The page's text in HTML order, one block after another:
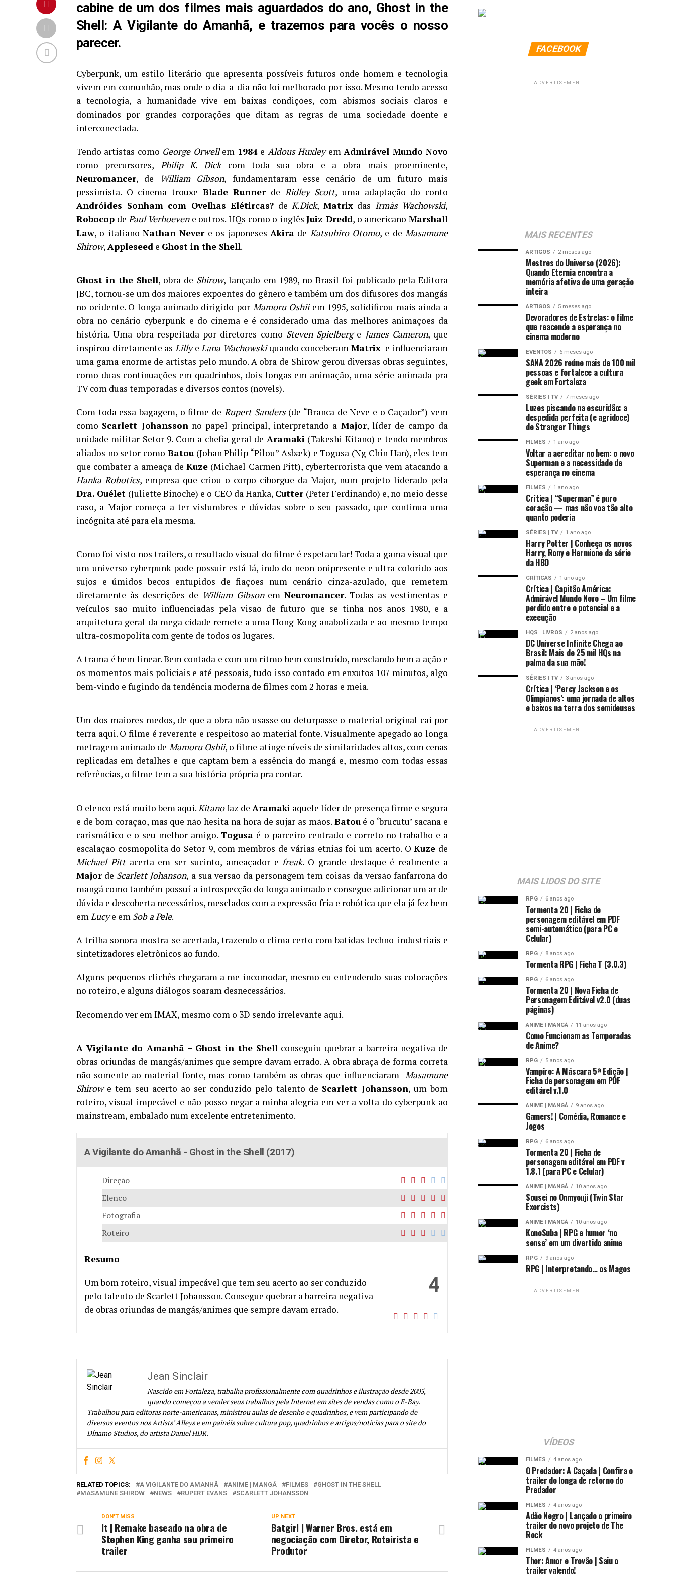
cabine de um dos filmes mais aguardados do ano, Ghost in the
Shell: A Vigilante do Amanhã, e trazemos para vocês o nosso
parecer.
Cyberpunk, um estilo literário que apresenta possíveis futuros onde homem e tecnologia
vivem em comunhão, mas onde o dia-a-dia não foi melhorado por isso. Mesmo tendo acesso
a tecnologia, a humanidade vive em baixas condições, com abismos sociais claros e
dominados por grandes corporações que ditam as regras de uma sociedade doente e
interconectada.
Tendo artistas como George Orwellem 1984e Aldous HuxleyemAdmirável Mundo Novo
como precursores, Philip K. Dickcom toda sua obra e a obra mais proeminente,
Neuromancer, de William Gibson, fundamentaram esse cenário de um futuro mais
pessimista. O cinema trouxe Blade Runnerde Ridley Scott, uma adaptação do conto
Andróides Sonham com Ovelhas Elétircas? de K.Dick, Matrixdas Irmãs Wachowski,
Robocop dePaul Verhoevene outros. HQs como o inglêsJuiz Dredd, o americanoMarshall
Law, o italianoNathan Nevere os japoneses Akirade Katsuhiro Otomo, e deMasamune
Shirow,Appleseed e Ghost in the Shell.
Ghost in the Shell, obra de Shirow, lançado em 1989, no Brasil foi publicado pela Editora
JBC, tornou-se um dos maiores expoentes do gênero e também um dos difusores dos mangás
no ocidente. O longa animado dirigido por Mamoru Oshiiem 1995, solidificou mais ainda a
obra no cenário cyberpunk e do cinema e é considerado uma das melhores animações da
história. Uma obra respeitada por diretores como Steven Spielberge James Cameron, que
inspirou diretamente as LillyeLana Wachowskiquando conceberamMatrix e influenciaram
uma gama enorme de artistas pelo mundo. A obra de Shirow gerou diversas obras seguintes,
como duas continuações em quadrinhos, dois longas em animação, uma série animada pra
TV com duas temporadas e diversos contos (novels).
Com toda essa bagagem, o filme de Rupert Sanders(de “Branca de Neve e o Caçador”) vem
como Scarlett Johanssonno papel principal, interpretando a Major, líder de campo da
unidade militar Setor 9. Com a chefia geral de Aramaki(Takeshi Kitano) e tendo membros
aliados no setor como Batou(Johan Philip “Pilou” Asbæk) e Togusa (Ng Chin Han), eles tem
que combater a ameaça deKuze (Michael Carmen Pitt), cyberterrorista que vem atacando a
Hanka Robotics, empresa que criou o corpo ciborgue da Major, num projeto liderado pela
Dra. Ouélet (Juliette Binoche) e o CEO da Hanka, Cutter(Peter Ferdinando) e, no meio desse
caso, a Major começa a ter vislumbres e dúvidas sobre o seu passado, que continua uma
incógnita até para ela mesma.
Como foi visto nos trailers, o resultado visual do filme é espetacular! Toda a gama visual que
um universo cyberpunk pode possuir está lá, indo do neon onipresente e ultra colorido aos
sujos e úmidos becos entupidos de fiações num cenário cinza-azulado, que remetem
diretamente às descrições de William GibsonemNeuromancer. Todas as vestimentas e
veículos são muito influenciadas pela visão de futuro que se tinha nos anos 1980, e a
arquitetura geral da mega cidade remete a uma Hong Kong anabolizada e ao mesmo tempo
ultra-cosmopolita com gente de todos os lugares.
A trama é bem linear. Bem contada e com um ritmo bem construído, mesclando bem a ação e
os momentos mais policiais e até pessoais, tudo isso contado em enxutos 107 minutos, algo
bem-vindo e fugindo da tendência moderna de filmes com 2 horas e meia.
Um dos maiores medos, de que a obra não usasse ou deturpasse o material original cai por
terra aqui. O filme é reverente e respeitoso ao material fonte. Visualmente apegado ao longa
metragem animado de Mamoru Oshii, o filme atinge níveis de similaridades altos, com cenas
replicadas em detalhes e que captam bem a essência do mangá e, mesmo com todas essas
referências, o filme tem a sua história própria pra contar.
O elenco está muito bem aqui.Kitanofaz de Aramaki aquele líder de presença firme e segura
e de bom coração, mas que não hesita na hora de sujar as mãos. Batoué o ‘brucutu’ sacana e
carismático e o seu melhor amigo. Togusa é o parceiro centrado e correto no trabalho e a
escalação cosmopolita do Setor 9, com membros de várias etnias foi um acerto. OKuze de
Michael Pittacerta em ser sucinto, ameaçador efreak. O grande destaque é realmente a
Majorde Scarlett Johanson, a sua versão da personagem tem coisas da versão fanfarrona do
mangá como também possuí a introspecção do longa animado e consegue adicionar um ar de
dúvida e descoberta necessários, mesclados com a expressão fria e robótica que ela já fez bem
emLucye em Sob a Pele.
A trilha sonora mostra-se acertada, trazendo o clima certo com batidas techno-industriais e
sintetizadores eletrônicos ao fundo.
Alguns pequenos clichês chegaram a me incomodar, mesmo eu entendendo suas colocações
no roteiro, e alguns diálogos soaram desnecessários.
Recomendo ver em IMAX, mesmo com o 3D sendo irrelevante aqui.
A Vigilante do Amanhã – Ghost in the Shellconseguiu quebrar a barreira negativa de
obras oriundas de mangás/animes que sempre davam errado. A obra abraça de forma correta
não somente ao material fonte, mas como também as obras que influenciaram Masamune
Shirowe tem seu acerto ao ser conduzido pelo talento de Scarlett Johansson, um bom
roteiro, visual impecável e não posso negar a minha alegria em ver a volta do cyberpunk ao
mainstream, embalado num excelente entretenimento.
A Vigilante do Amanhã - Ghost in the Shell (2017)
Direção
Elenco
Fotografia
Roteiro
4
Resumo
Um bom roteiro, visual impecável que tem seu acerto ao ser conduzido
pelo talento de Scarlett Johansson. Consegue quebrar a barreira negativa
de obras oriundas de mangás/animes que sempre davam errado.
Jean Sinclair
Nascido em Fortaleza, trabalha profissionalmente com quadrinhos e ilustração desde 2005,
quando começou a vender seus trabalhos pela Internet em sites de vendas como o E-Bay.
Trabalhou para editoras norte-americanas, ministrou aulas de desenho e quadrinhos, e vem participando de
diversos eventos nos Artists’ Alleys e em painéis sobre cultura pop, quadrinhos e artigos/notícias para o site do
Dínamo Studios, do artista Daniel HDR.
RELATED TOPICS: A VIGILANTE DO AMANHÃ ANIME | MANGÁ FILMES
GHOST IN THE SHELL
MASAMUNE SHIROW
NEWS RUPERT EVANS SCARLETT JOHANSSON
UP NEXT
Batgirl | Warner Bros. está em
negociação com Diretor, Roteirista e
Produtor
DON'T MISS
It | Remake baseado na obra de
Stephen King ganha seu primeiro
trailer
FACEBOOK
ADVERTISEMENT
MAIS RECENTES
ARTIGOS 2 meses ago
Mestres do Universo (2026):
Quando Eternia encontra a
memória afetiva de uma geração
inteira
ARTIGOS 5 meses ago
Devoradores de Estrelas: o filme
que reacende a esperança no
cinema moderno
EVENTOS 6 meses ago
SANA 2026 reúne mais de 100 mil
pessoas e fortalece a cultura
geek em Fortaleza
SÉRIES | TV 7 meses ago
Luzes piscando na escuridão: a
despedida perfeita (e agridoce)
de Stranger Things
FILMES 1 ano ago
Voltar a acreditar no bem: o novo
Superman e a necessidade de
esperança no cinema
FILMES 1 ano ago
Crítica | “Superman” é puro
coração — mas não voa tão alto
quanto poderia
SÉRIES | TV 1 ano ago
Harry Potter | Conheça os novos
Harry, Rony e Hermione da série
da HBO
CRÍTICAS 1 ano ago
Crítica | Capitão América:
Admirável Mundo Novo – Um filme
perdido entre o potencial e a
execução
HQS | LIVROS 2 anos ago
DC Universe Infinite Chega ao
Brasil: Mais de 25 mil HQs na
palma da sua mão!
SÉRIES | TV 3 anos ago
Crítica | ‘Percy Jackson e os
Olimpianos’: uma jornada de altos
e baixos na terra dos semideuses
ADVERTISEMENT
MAIS LIDOS DO SITE
RPG 6 anos ago
Tormenta 20 | Ficha de
personagem editável em PDF
semi-automático (para PC e
Celular)
RPG 8 anos ago
Tormenta RPG | Ficha T (3.0.3)
RPG 6 anos ago
Tormenta 20 | Nova Ficha de
Personagem Editável v2.0 (duas
páginas)
ANIME | MANGÁ 11 anos ago
Como Funcionam as Temporadas
de Anime?
RPG 5 anos ago
Vampiro: A Máscara 5ª Edição |
Ficha de personagem em PDF
editável v.1.0
ANIME | MANGÁ 9 anos ago
Gamers! | Comédia, Romance e
Jogos
RPG 6 anos ago
Tormenta 20 | Ficha de
personagem editável em PDF v
1.8.1 (para PC e Celular)
ANIME | MANGÁ 10 anos ago
Sousei no Onmyouji (Twin Star
Exorcists)
ANIME | MANGÁ 10 anos ago
KonoSuba | RPG e humor ‘no
sense’ em um divertido anime
RPG 9 anos ago
RPG | Interpretando… os Magos
ADVERTISEMENT
VÍDEOS
FILMES 4 anos ago
O Predador: A Caçada | Confira o
trailer do longa de retorno do
Predador
FILMES 4 anos ago
Adão Negro | Lançado o primeiro
trailer do novo projeto de The
Rock
FILMES 4 anos ago
Thor: Amor e Trovão | Saiu o
trailer valendo!